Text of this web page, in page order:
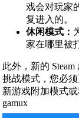
戏会对玩家
复进入的。
休闲模式：
家在哪里被
此外，新的
挑战模式，您必
新游戏附加模式
gamux